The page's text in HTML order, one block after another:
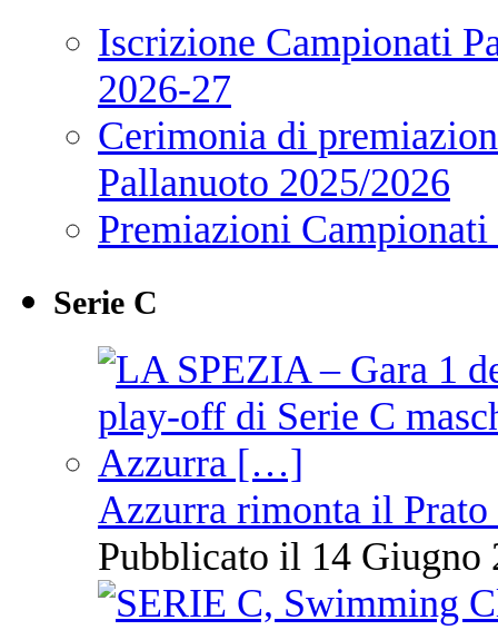
Iscrizione Campionati
2026-27
Cerimonia di
Pallanuoto 2025/2026
Premiazioni
Serie C
Azzurra rimonta il Prato
Pubblicato il 14 Giugno